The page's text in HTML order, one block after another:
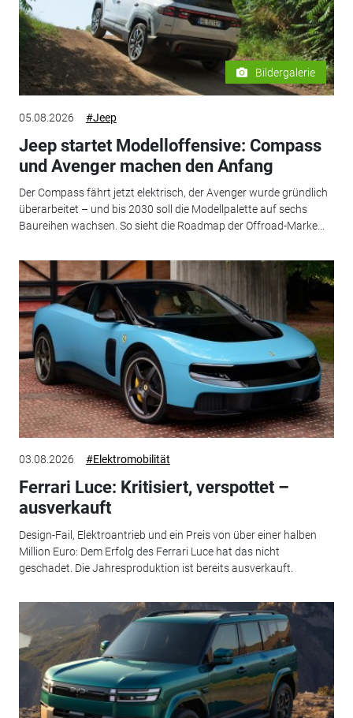
Bildergalerie
05.08.2026 #Jeep
Jeep startet Modelloffensive: Compass
und Avenger machen den Anfang
Der Compass fährt jetzt elektrisch, der Avenger wurde gründlich
überarbeitet – und bis 2030 soll die Modellpalette auf sechs
Baureihen wachsen. So sieht die Roadmap der Offroad-Marke...
03.08.2026 #Elektromobilität
Ferrari Luce: Kritisiert, verspottet –
ausverkauft
Design-Fail, Elektroantrieb und ein Preis von über einer halben
Million Euro: Dem Erfolg des Ferrari Luce hat das nicht
geschadet. Die Jahresproduktion ist bereits ausverkauft.